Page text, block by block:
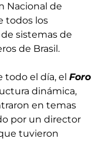
Nacional de
todos los
sistemas de
de Brasil.
el día, el Foro
dinámica,
en temas
por un director
tuvieron